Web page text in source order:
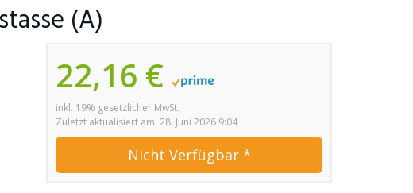
(A)
22,16 €
inkl. 19% gesetzlicher MwSt.
Zuletzt aktualisiert am: 28. Juni 2026 9:04
Nicht Verfügbar *